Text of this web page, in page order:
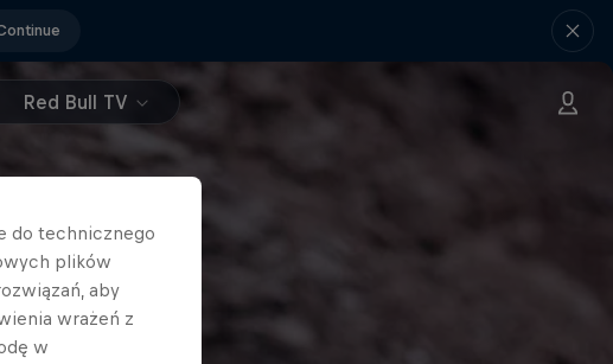
Red Bull TV
do technicznego
plików
aby
wrażeń z
w